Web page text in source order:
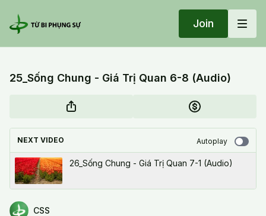
Join
25_Sống Chung - Giá Trị Quan 6-8 (Audio)
NEXT VIDEO Autoplay
26_Sống Chung - Giá Trị Quan 7-1 (Audio)
CSS